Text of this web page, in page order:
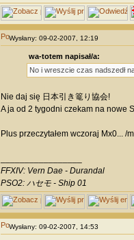
Wysłany: 09-02-2007, 12:19
wa-totem napisał/a:
No i wreszcie czas nadszedł
Nie daj się 日本引き篭り協会!
A ja od 2 tygodni czekam na nowe
Plus przeczytałem wczoraj Mx0... /
FFXIV: Vern Dae - Durandal
PSO2: ハセモ - Ship 01
Wysłany: 09-02-2007, 14:53